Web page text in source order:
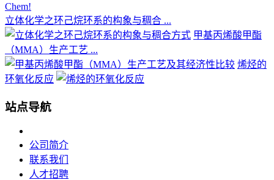
立体化学之环己烷环系的构象与稠合 ...
甲基丙烯酸甲酯
（MMA）生产工艺 ...
烯烃的
环氧化反应
站点导航
公司简介
联系我们
人才招聘